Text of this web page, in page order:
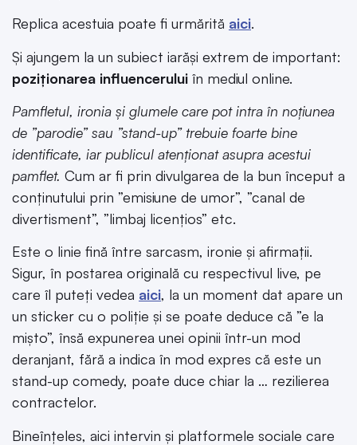
Replica acestuia poate fi urmărită aici.
Și ajungem la un subiect iarăși extrem de important:
poziționarea influencerului în mediul online.
Pamfletul, ironia și glumele care pot intra în noțiunea
de ”parodie” sau ”stand-up” trebuie foarte bine
identificate, iar publicul atenționat asupra acestui
pamflet. Cum ar fi prin divulgarea de la bun început a
conținutului prin ”emisiune de umor”, ”canal de
divertisment”, ”limbaj licențios” etc.
Este o linie fină între sarcasm, ironie și afirmații.
Sigur, în postarea originală cu respectivul live, pe
care îl puteți vedea aici, la un moment dat apare un
un sticker cu o poliție și se poate deduce că ”e la
mișto”, însă expunerea unei opinii într-un mod
deranjant, fără a indica în mod expres că este un
stand-up comedy, poate duce chiar la … rezilierea
contractelor.
Bineînțeles, aici intervin și platformele sociale care